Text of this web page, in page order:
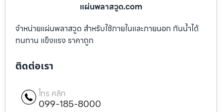
แผ่นพลาสวูด.com
จำหน่ายแผ่นพลาสวูด สำหรับใช้ภายในและภายนอก กันน้ำได้
ทนทาน แข็งแรง ราคาถูก
ติดต่อเรา
โทร คลิก
099-185-8000